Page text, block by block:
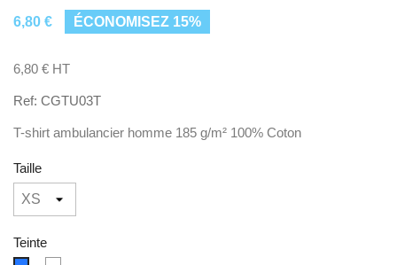
6,80 €
ÉCONOMISEZ 15%
6,80 € HT
Ref: CGTU03T
T-shirt ambulancier homme 185 g/m² 100% Coton
Taille
Teinte